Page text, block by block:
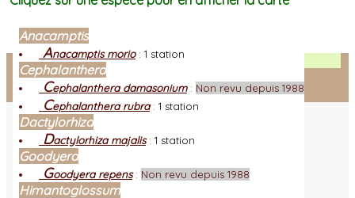
Facebook
Connexion adhérent
Anacamptis
Anacamptis morio: 1 station
Cephalanthera
Cephalanthera damasonium: Non revu depuis 1988
Cephalanthera rubra: 1 station
Dactylorhiza
Dactylorhiza majalis: 1 station
Goodyera
Goodyera repens: Non revu depuis 1988
Himantoglossum